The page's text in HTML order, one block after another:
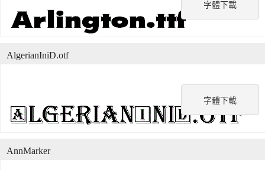
字體下載
字體下載
AlgerianIniD.otf
AnnMarker